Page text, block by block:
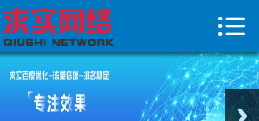
作品案例
